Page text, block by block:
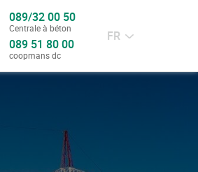
089/32 00 50
Centrale à béton
089 51 80 00
coopmans dc
FR